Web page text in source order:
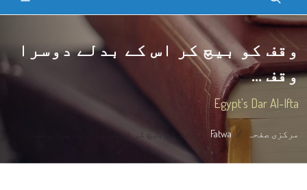
وقف کو بیچ کر اس کے بدلے دوسرا
وقف ...
Egypt's Dar Al-Ifta
مرکزی صفحہ Fatwa وقف کو بیچ کر اس کے بدلے دوسرا وقف ...